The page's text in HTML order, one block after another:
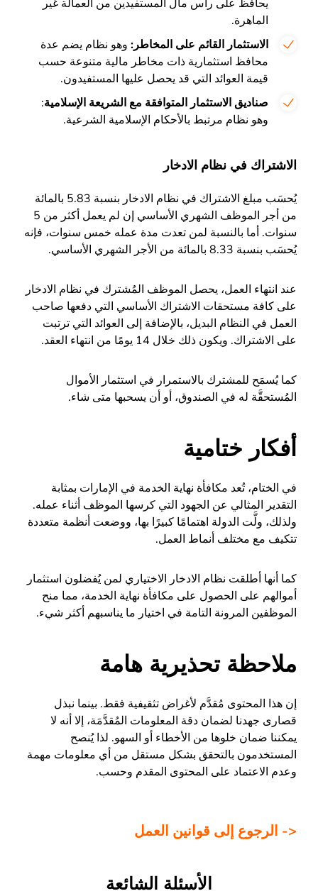
يحافظ على رأس مال المستفيدين من العمالة غير
الماهرة.
الاستثمار القائم على المخاطر: وهو نظام يضم عدة
محافظ استثمارية ذات مخاطر مالية متنوعة حسب
قيمة العوائد التي قد يحصل عليها المستفيدون.
صناديق الاستثمار المتوافقة مع الشريعة الإسلامية:
وهو نظام مرتبط بالأحكام الإسلامية الشرعية.
الاشتراك في نظام الادخار
يُحسَب مبلغ الاشتراك في نظام الادخار بنسبة 5.83 بالمائة
من أجر الموظف الشهري الأساسي إن لم يعمل أكثر من 5
سنوات. أما بالنسبة لمن تعدت مدة عمله خمس سنوات، فإنه
يُحسَب بنسبة 8.33 بالمائة من الأجر الشهري الأساسي.
عند انتهاء العمل، يحصل الموظف المُشترك في نظام الادخار
على كافة مستحقات الاشتراك الأساسي التي دفعها صاحب
العمل في النظام البديل، بالإضافة إلى العوائد التي ترتبت
على الاشتراك. ويكون ذلك خلال 14 يومًا من انتهاء العقد.
كما يُسمَح للمشترك بالاستمرار في استثمار الأموال
المُستحقَّة له في الصندوق، أو أن يسحبها متى شاء.
أفكار ختامية
في الختام، تُعد مكافأة نهاية الخدمة في الإمارات بمثابة
التقدير المثالي عن الجهود التي كرسها الموظف أثناء عمله.
ولذلك، ولَّت الدولة اهتمامًا كبيرًا بها، ووضعت أنظمة متعددة
تتكيف مع مختلف أنماط العمل.
كما أنها أطلقت نظام الادخار الاختياري لمن يُفضلون استثمار
أموالهم على الحصول على مكافأة نهاية الخدمة، مما منح
الموظفين المرونة التامة في اختيار ما يناسبهم أكثر شيء.
ملاحظة تحذيرية هامة
إن هذا المحتوى مُقدَّم لأغراض تثقيفية فقط. بينما نبذل
قصارى جهدنا لضمان دقة المعلومات المُقدَّمَة، إلا أنه لا
يمكننا ضمان خلوها من الأخطاء أو السهو. لذا يُنصح
المستخدمون بالتحقق بشكل مستقل من أي معلومات مهمة
وعدم الاعتماد على المحتوى المقدم وحسب.
<- الرجوع إلى قوانين العمل
الأسئلة الشائعة